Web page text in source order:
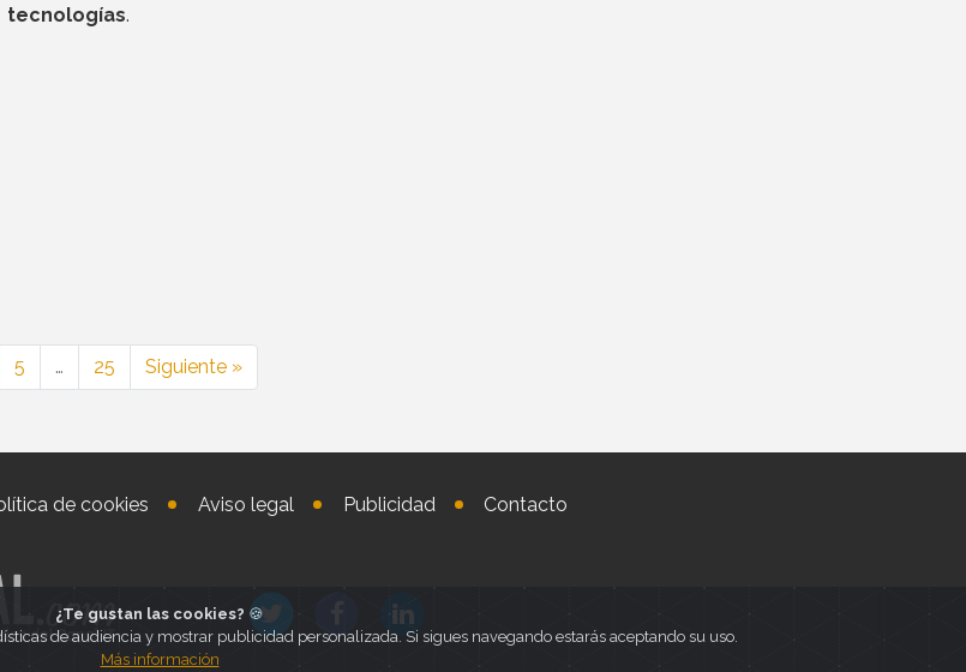
tecnologías.
5 … 25 Siguiente »
de cookies Aviso legal Publicidad Contacto
¿Te gustan las cookies? 🍪
de audiencia y mostrar publicidad personalizada. Si sigues navegando estarás aceptando su uso.
Más información